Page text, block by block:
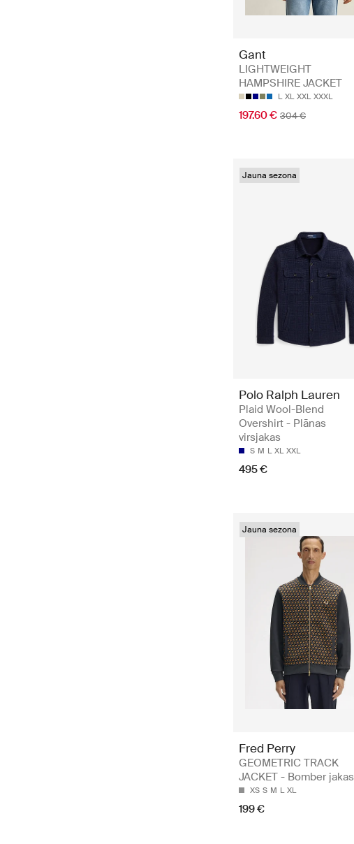
Gant
LIGHTWEIGHT
HAMPSHIRE JACKET
L XL XXL XXXL
197.60 € 304 €
Jauna sezona
Polo Ralph Lauren
Plaid Wool-Blend
Overshirt - Plānas
virsjakas
S M L XL XXL
495 €
Jauna sezona
Fred Perry
GEOMETRIC TRACK
JACKET - Bomber jakas
XS S M L XL
199 €